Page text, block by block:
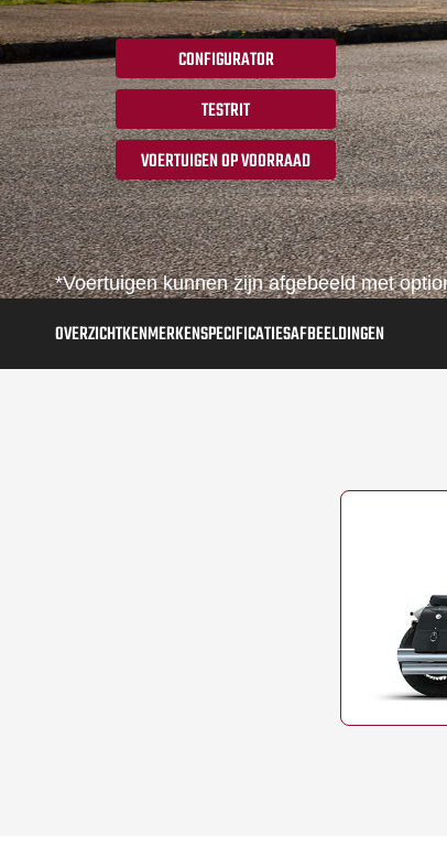
CONFIGURATOR
TESTRIT
VOERTUIGEN OP VOORRAAD
*Voertuigen kunnen zijn afgebeeld met
OVERZICHTKENMERKENSPECIFICATIESAFBEELDINGEN